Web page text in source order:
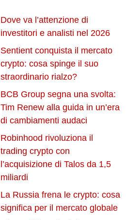
Dove va l’attenzione di
investitori e analisti nel 2026
Sentient conquista il mercato
crypto: cosa spinge il suo
straordinario rialzo?
BCB Group segna una svolta:
Tim Renew alla guida in un’era
di cambiamenti audaci
Robinhood rivoluziona il
trading crypto con
l’acquisizione di Talos da 1,5
miliardi
La Russia frena le crypto: cosa
significa per il mercato globale